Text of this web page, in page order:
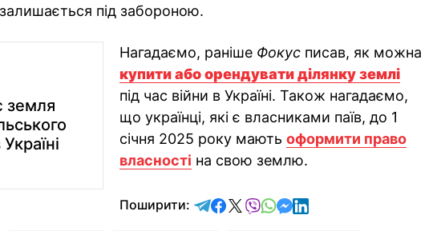
під забороною.
земля
Нагадаємо, раніше Фокус писав, як можна
купити або орендувати ділянку землі
під час війни в Україні. Також нагадаємо,
що українці, які є власниками паїв, до 1
січня 2025 року мають оформити право
власності на свою землю.
Поширити: відправити у Telegram
поділитись у Facebook
поділитись у X
відправити у Viber
відправити у Whatsapp
відправити у Messenger
відправити у LinkedIn